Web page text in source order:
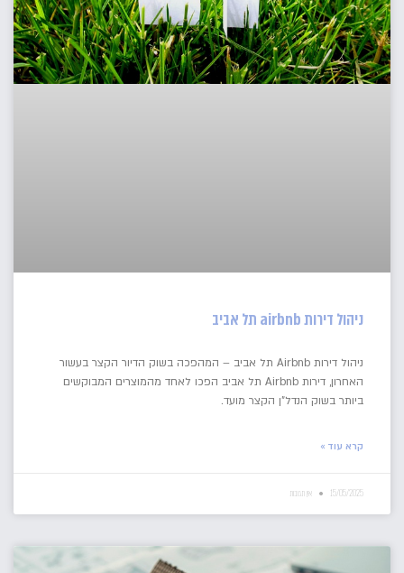
ניהול דירות airbnb תל אביב
ניהול דירות Airbnb תל אביב – המהפכה בשוק הדיור הקצר בעשור
האחרון, דירות Airbnb תל אביב הפכו לאחד מהמוצרים המבוקשים
ביותר בשוק הנדל"ן הקצר מועד.
קרא עוד »
15/05/2025 אין תגובות